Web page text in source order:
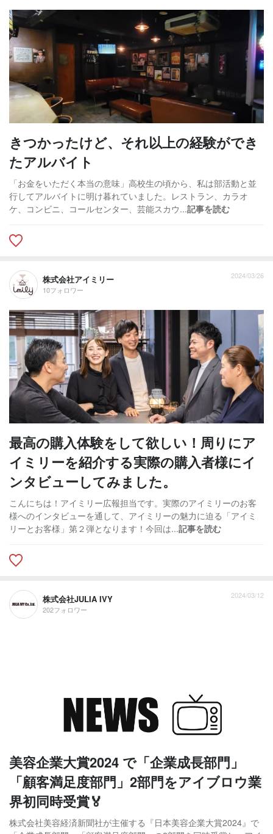
きつかったけど、それ以上の経験ができ
たアルバイト
「お金をいただく本当の意味」高校生の頃から、私は部活動と並
行してアルバイトに明け暮れていました。レストラン、カラオ
ケ、コンビニ、コールセンター、芸能スカウ...記事を読む
株式会社アイミリー
10フォロワー
2024/03/26
最高の購入体験をして欲しい！周りにア
イミリーを紹介する実際の購入者様にイ
ンタビューしてみました。
こんにちは！アイミリー広報担当です。実際のアイミリーのお客
様へのインタビューを通して、アイミリーの魅力に迫る「アイミ
リーとお客様」第２弾となります！今回は...記事を読む
株式会社JULIA IVY
202フォロワー
2024/03/12
美容企業大賞2024 で「企業成長部門」
「顧客満足度部門」2部門をアイブロウ業
界初同時受賞🏅
株式会社美容経済新聞社が主催する『日本美容企業大賞2024』で